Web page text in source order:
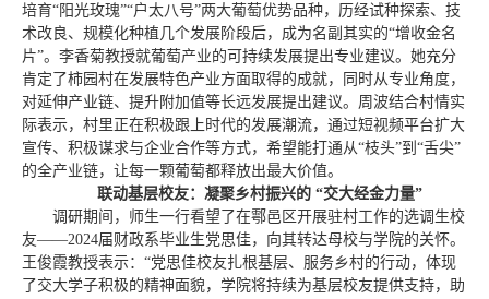
培育“阳光玫瑰”“户太八号”两大葡萄优势品种，历经试种探索、技
术改良、规模化种植几个发展阶段后，成为名副其实的“增收金名
片”。李香菊教授就葡萄产业的可持续发展提出专业建议。她充分
肯定了柿园村在发展特色产业方面取得的成就，同时从专业角度，
对延伸产业链、提升附加值等长远发展提出建议。周波结合村情实
际表示，村里正在积极跟上时代的发展潮流，通过短视频平台扩大
宣传、积极谋求与企业合作等方式，希望能打通从“枝头”到“舌尖”
的全产业链，让每一颗葡萄都释放出最大价值。
联动基层校友：凝聚乡村振兴的 “交大经金力量”
调研期间，师生一行看望了在鄠邑区开展驻村工作的选调生校
友——2024届财政系毕业生党思佳，向其转达母校与学院的关怀。
王俊霞教授表示：“党思佳校友扎根基层、服务乡村的行动，体现
了交大学子积极的精神面貌，学院将持续为基层校友提供支持，助